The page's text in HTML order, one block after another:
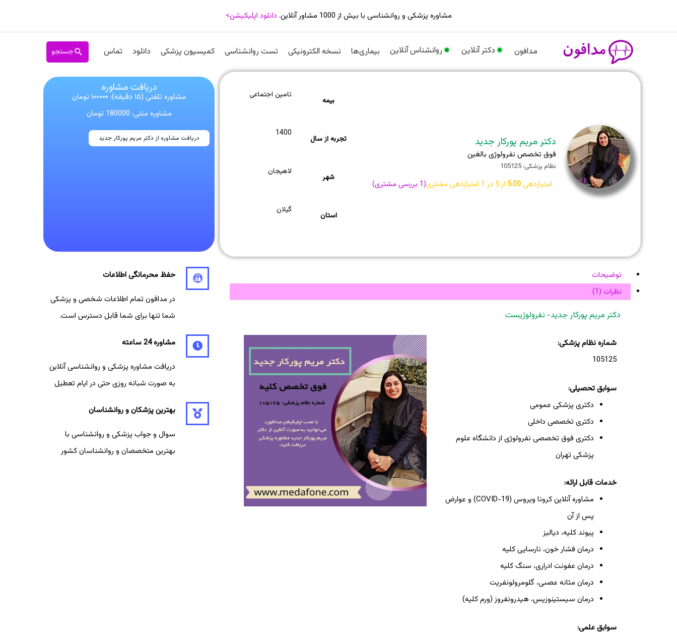
مشاوره پزشکی و روانشناسی با بیش از 1000 مشاور آنلاین. دانلود اپلیکیشن>
مدافون دکتر آنلاین روانشناس آنلاین بیماری‌ها نسخه الکترونیکی تست روانشناسی کمیسیون پزشکی دانلود تماس جستجو
دکتر مریم پورکار جدید
فوق تخصص نفرولوژی بالغین
نظام پزشکی: 105125
امتیازدهی5.00 از 5 در 1 امتیازدهی مشتری(
1 بررسی مشتری)
بیمه
تامین اجتماعی
تجربه از سال
1400
شهر
لاهیجان
استان
گیلان
دریافت مشاوره
مشاوره تلفنی (۱۵ دقیقه): ۱۰۰۰۰۰ تومان
مشاوره متنی: 180000 تومان
دریافت مشاوره از دکتر مریم پورکار جدید
توضیحات
نظرات (1)
دکتر مریم پورکار جدید- نفرولوژیست
شماره نظام پزشکی:
105125
سوابق تحصیلی:
دکتری پزشکی عمومی
دکتری تخصصی داخلی
دکتری فوق تخصصی نفرولوژی از دانشگاه علوم
پزشکی تهران
خدمات قابل ارائه:
مشاوره آنلاین کرونا ویروس (COVID-19) و عوارض
پس از آن
پیوند کلیه، دیالیز
درمان فشار خون، نارسایی کلیه
درمان عفونت ادراری، سنگ کلیه
درمان مثانه عصبی، گلومرولونفریت
درمان سیستینوزیس، هیدرونفروز (ورم کلیه)
سوابق علمی:
حفظ محرمانگی اطلاعات
در مدافون تمام اطلاعات شخصی و پزشکی
شما تنها برای شما قابل دسترس است.
مشاوره 24 ساعته
دریافت مشاوره پزشکی و روانشناسی آنلاین
به صورت شبانه روزی حتی در ایام تعطیل
بهترین پزشکان و روانشناسان
سوال و جواب پزشکی و روانشناسی با
بهترین متخصصان و روانشناسان کشور